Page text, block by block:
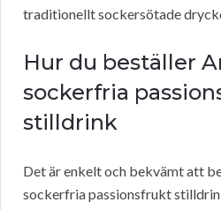
traditionellt sockersötade
Hur du beställer
sockerfria
stilldrink
Det är enkelt och bekvämt att
sockerfria passionsfrukt